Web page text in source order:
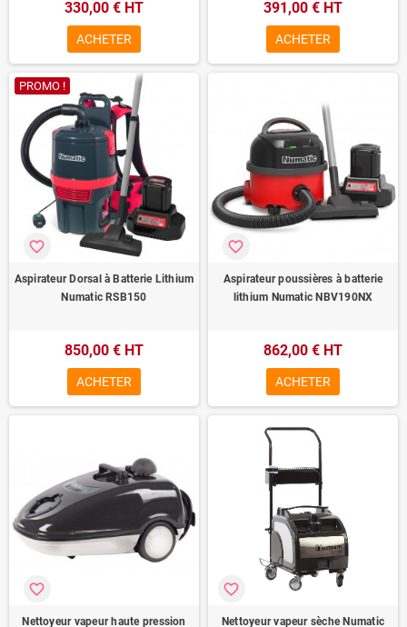
330,00 € HT
ACHETER
391,00 € HT
ACHETER
PROMO !
Aspirateur Dorsal à Batterie Lithium
Numatic RSB150
favorite_border
850,00 € HT
ACHETER
Aspirateur poussières à batterie
lithium Numatic NBV190NX
favorite_border
862,00 € HT
ACHETER
Nettoyeur vapeur haute pression
favorite_border
Nettoyeur vapeur sèche Numatic
favorite_border